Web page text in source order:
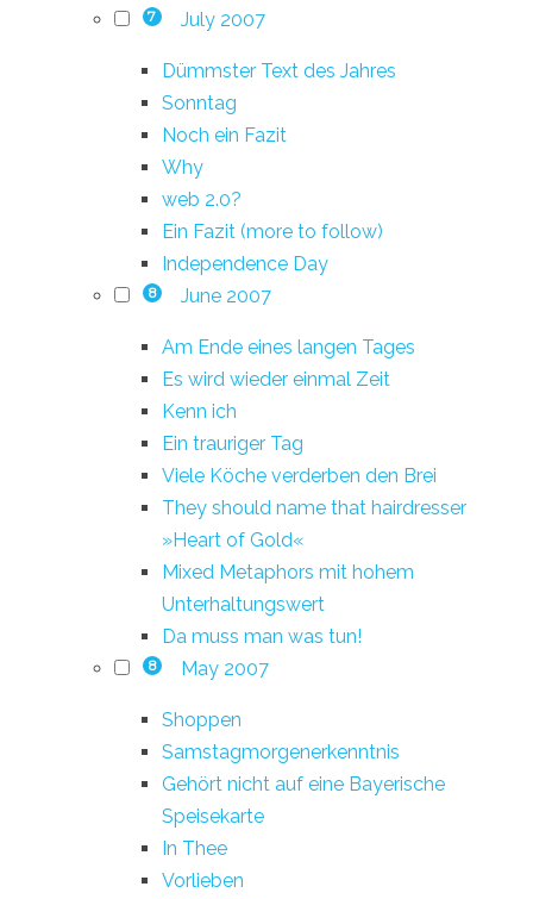
7 July 2007
Dümmster Text des Jahres
Sonntag
Noch ein Fazit
Why
web 2.0?
Ein Fazit (more to follow)
Independence Day
8 June 2007
Am Ende eines langen Tages
Es wird wieder einmal Zeit
Kenn ich
Ein trauriger Tag
Viele Köche verderben den Brei
They should name that hairdresser
»Heart of Gold«
Mixed Metaphors mit hohem
Unterhaltungswert
Da muss man was tun!
8 May 2007
Shoppen
Samstagmorgenerkenntnis
Gehört nicht auf eine Bayerische
Speisekarte
In Thee
Vorlieben